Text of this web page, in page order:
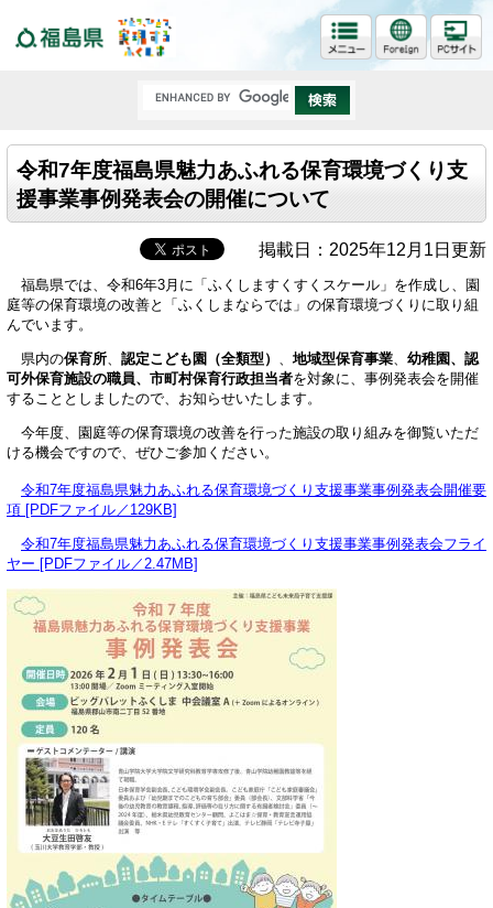
令和7年度福島県魅力あふれる保育環境づくり支
援事業事例発表会の開催について
掲載日：2025年12月1日更新
福島県では、令和6年3月に「ふくしますくすくスケール」を作成し、園
庭等の保育環境の改善と「ふくしまならでは」の保育環境づくりに取り組
んでいます。
県内の保育所、 認定こども園（全類型） 、 地域型保育事業、 幼稚園、認
可外保育施設の職員、市町村保育行政担当者を対象に、事例発表会を開催
することとしましたので、お知らせいたします。
今年度、園庭等の保育環境の改善を行った施設の取り組みを御覧いただ
ける機会ですので、ぜひご参加ください。
令和7年度福島県魅力あふれる保育環境づくり支援事業事例発表会開催要
項 [PDFファイル／129KB]
令和7年度福島県魅力あふれる保育環境づくり支援事業事例発表会フライ
ヤー [PDFファイル／2.47MB]